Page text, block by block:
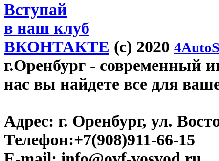
Вступай
в наш клуб
ВКОНТАКТЕ (c) 2020
г.Оренбург - современный
нас вы найдете все для
Адрес: г. Оренбург, ул.
Телефон:+7(908)911-66-15